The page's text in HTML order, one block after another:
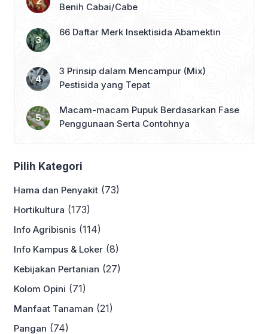
Benih Cabai/Cabe
66 Daftar Merk Insektisida Abamektin
3 Prinsip dalam Mencampur (Mix)
Pestisida yang Tepat
Macam-macam Pupuk Berdasarkan Fase
Penggunaan Serta Contohnya
Pilih Kategori
Hama dan Penyakit (73)
Hortikultura (173)
Info Agribisnis (114)
Info Kampus & Loker (8)
Kebijakan Pertanian (27)
Kolom Opini (71)
Manfaat Tanaman (21)
Pangan (74)